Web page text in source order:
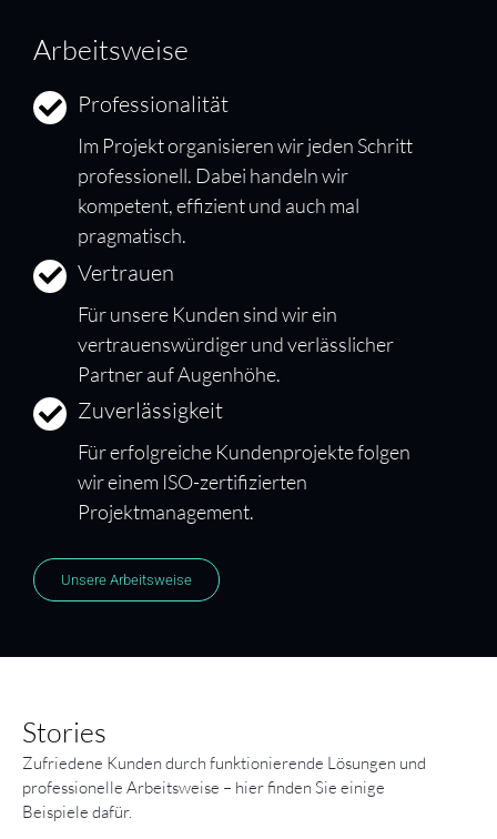
Arbeitsweise
Professionalität
Im Projekt organisieren wir jeden Schritt
professionell. Dabei handeln wir
kompetent, effizient und auch mal
pragmatisch.
Vertrauen
Für unsere Kunden sind wir ein
vertrauenswürdiger und verlässlicher
Partner auf Augenhöhe.
Zuverlässigkeit
Für erfolgreiche Kundenprojekte folgen
wir einem ISO-zertifizierten
Projektmanagement.
Unsere Arbeitsweise
Stories
Zufriedene Kunden durch funktionierende Lösungen und
professionelle Arbeitsweise – hier finden Sie einige
Beispiele dafür.